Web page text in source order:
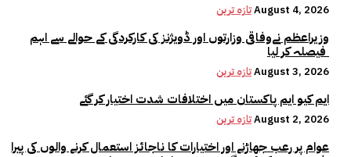
تازہ ترینAugust 4, 2026
وزیراعظم نےوفاقی وزارتوں اور ڈویژنز کی کارکردگی کے حوالے سے اہم
تازہ ترینAugust 3, 2026
ایم کیو ایم پاکستان میں اختلافات شدت اختیار کر گئے
تازہ ترینAugust 2, 2026
عوام پر رعب جھاڑنے اور اختیارات کا ناجائز استعمال کرنے والوں کی پیرا